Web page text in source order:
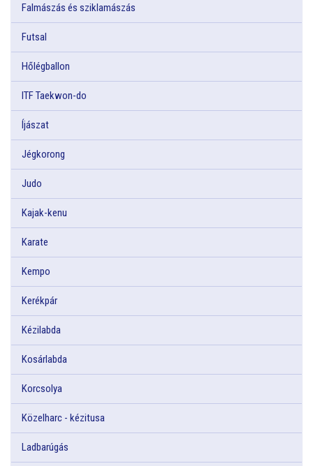
Falmászás és sziklamászás
Futsal
Hőlégballon
ITF Taekwon-do
Íjászat
Jégkorong
Judo
Kajak-kenu
Karate
Kempo
Kerékpár
Kézilabda
Kosárlabda
Korcsolya
Közelharc - kézitusa
Ladbarúgás